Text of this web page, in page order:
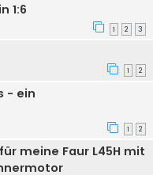
1:6
1 2 3
1 2
- ein
1 2
meine Faur L45H mit